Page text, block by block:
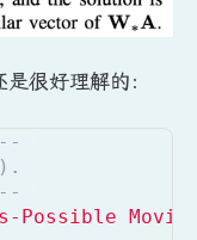
很好理解的：
Possible